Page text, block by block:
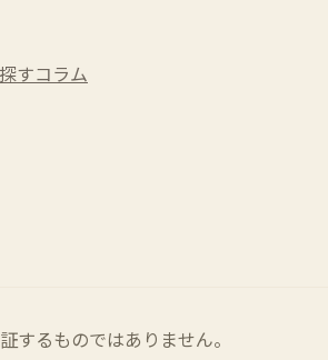
すコラム
するものではありません。